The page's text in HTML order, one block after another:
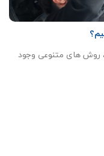
، روش های متنوعی وجود